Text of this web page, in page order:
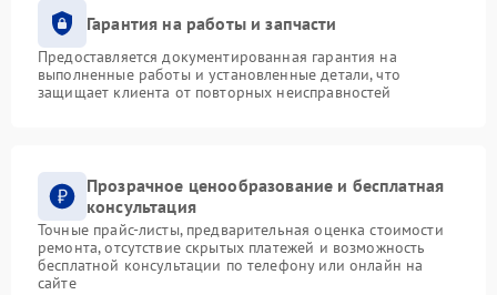
Гарантия на работы и запчасти
Предоставляется документированная гарантия на
выполненные работы и установленные детали, что
защищает клиента от повторных неисправностей
Прозрачное ценообразование и бесплатная
консультация
Точные прайс-листы, предварительная оценка стоимости
ремонта, отсутствие скрытых платежей и возможность
бесплатной консультации по телефону или онлайн на
сайте